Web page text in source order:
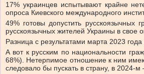
17% украинцев испытывают крайне
опроса Киевского международного
49% готовы допустить
русскоязычных жителей Украины в свое
Разница с результатами марта 2023
А вот к русским по национальности
68%). Нетерпимое отношение к ним
следовало бы пускать в страну, в 2024-м